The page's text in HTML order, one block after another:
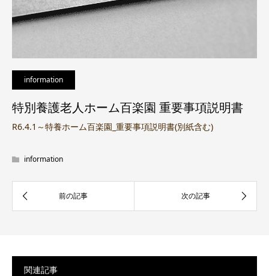
information
特別養護老人ホーム百楽園 重要事項説明書
R6.4.1～特養ホーム百楽園_重要事項説明書(別紙含む)
information
関連記事